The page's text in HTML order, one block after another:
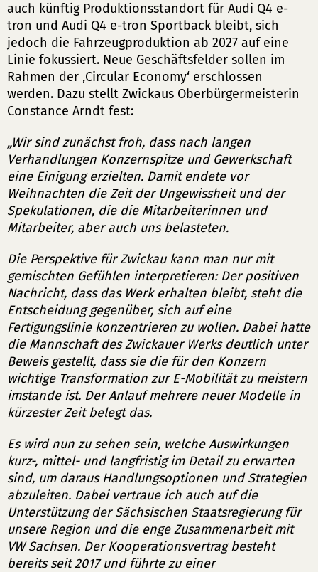
auch künftig Produktionsstandort für Audi Q4 e-
tron und Audi Q4 e-tron Sportback bleibt, sich
jedoch die Fahrzeugproduktion ab 2027 auf eine
Linie fokussiert. Neue Geschäftsfelder sollen im
Rahmen der ‚Circular Economy‘ erschlossen
werden. Dazu stellt Zwickaus Oberbürgermeisterin
Constance Arndt fest:
„Wir sind zunächst froh, dass nach langen
Verhandlungen Konzernspitze und Gewerkschaft
eine Einigung erzielten. Damit endete vor
Weihnachten die Zeit der Ungewissheit und der
Spekulationen, die die Mitarbeiterinnen und
Mitarbeiter, aber auch uns belasteten.
Die Perspektive für Zwickau kann man nur mit
gemischten Gefühlen interpretieren: Der positiven
Nachricht, dass das Werk erhalten bleibt, steht die
Entscheidung gegenüber, sich auf eine
Fertigungslinie konzentrieren zu wollen. Dabei hatte
die Mannschaft des Zwickauer Werks deutlich unter
Beweis gestellt, dass sie die für den Konzern
wichtige Transformation zur E-Mobilität zu meistern
imstande ist. Der Anlauf mehrere neuer Modelle in
kürzester Zeit belegt das.
Es wird nun zu sehen sein, welche Auswirkungen
kurz-, mittel- und langfristig im Detail zu erwarten
sind, um daraus Handlungsoptionen und Strategien
abzuleiten. Dabei vertraue ich auch auf die
Unterstützung der Sächsischen Staatsregierung für
unsere Region und die enge Zusammenarbeit mit
VW Sachsen. Der Kooperationsvertrag besteht
bereits seit 2017 und führte zu einer